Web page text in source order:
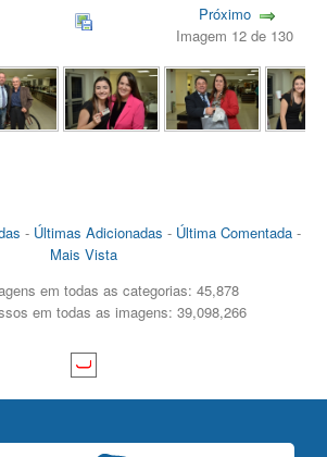
Próximo
Imagem 12 de 130
- Últimas Adicionadas - Última Comentada-
Mais Vista
em todas as categorias: 45,878
em todas as imagens: 39,098,266